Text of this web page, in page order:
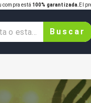
compra está 100% garantizada. El
Buscar